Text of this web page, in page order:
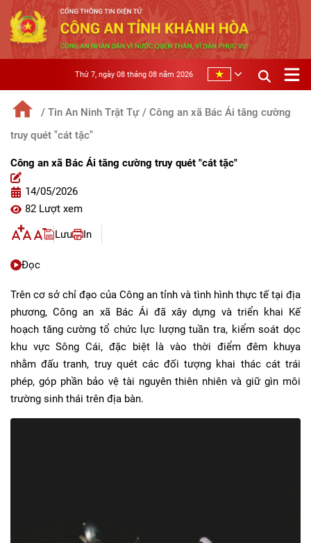
Thứ 7, ngày 08 tháng 08 năm 2026
/ Tin An Ninh Trật Tự / Công an xã Bác Ái tăng cường
truy quét "cát tặc"
Công an xã Bác Ái tăng cường truy quét "cát tặc"
14/05/2026
82 Lượt xem
Lưu In
Đọc
Trên cơ sở chỉ đạo của Công an tỉnh và tình hình thực tế tại địa
phương, Công an xã Bác Ái đã xây dựng và triển khai Kế
hoạch tăng cường tổ chức lực lượng tuần tra, kiểm soát dọc
khu vực Sông Cái, đặc biệt là vào thời điểm đêm khuya
nhằm đấu tranh, truy quét các đối tượng khai thác cát trái
phép, góp phần bảo vệ tài nguyên thiên nhiên và giữ gìn môi
trường sinh thái trên địa bàn.